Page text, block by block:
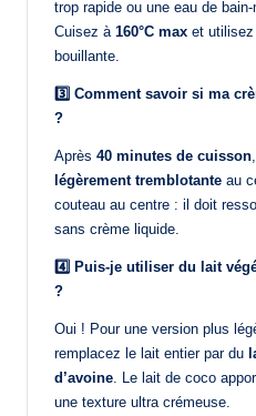
trop rapide ou une eau de
Cuisez à 160°C max et utilisez
bouillante.
3️⃣ Comment savoir si ma
?
Après 40 minutes de cuisson
légèrement tremblotante au
couteau au centre : il doit
sans crème liquide.
4️⃣ Puis-je utiliser du lait
?
Oui ! Pour une version plus
remplacez le lait entier par du
d’avoine. Le lait de coco
une texture ultra crémeuse.